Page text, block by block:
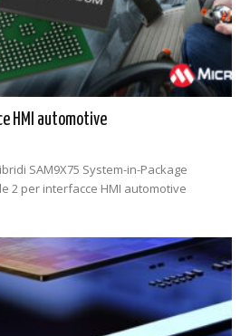
HMI automotive
SAM9X75 System-in-Package
2 per interfacce HMI automotive